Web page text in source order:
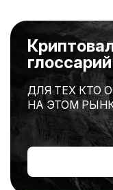
глоссарий
ДЛЯ ТЕХ КТО
НА ЭТОМ